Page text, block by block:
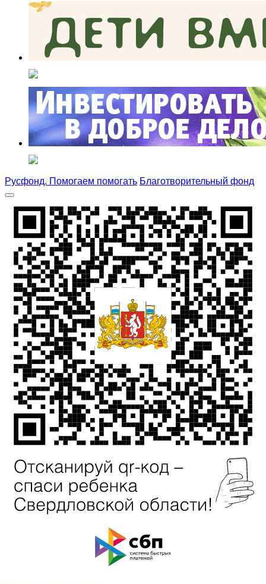
Русфонд. Помогаем помогать Благотворительный фонд